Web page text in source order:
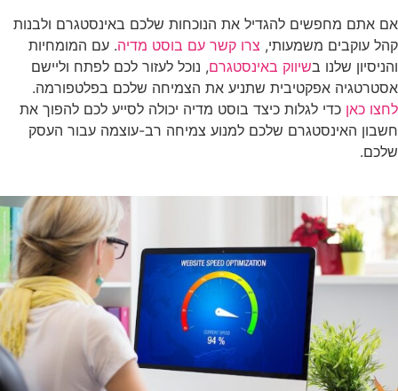
אם אתם מחפשים להגדיל את הנוכחות שלכם באינסטגרם ולבנות
קהל עוקבים משמעותי, צרו קשר עם בוסט מדיה. עם המומחיות
והניסיון שלנו בשיווק באינסטגרם, נוכל לעזור לכם לפתח וליישם
אסטרטגיה אפקטיבית שתניע את הצמיחה שלכם בפלטפורמה.
לחצו כאן כדי לגלות כיצד בוסט מדיה יכולה לסייע לכם להפוך את
חשבון האינסטגרם שלכם למנוע צמיחה רב-עוצמה עבור העסק
שלכם.